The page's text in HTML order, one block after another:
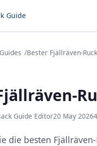
Guide
Bester Fjällräven-
Guide Editor20 May 2026
die besten